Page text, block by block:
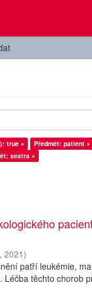
true × Předmět: patient ×
sestra ×
,2021)
patří leukémie,
těchto chorob